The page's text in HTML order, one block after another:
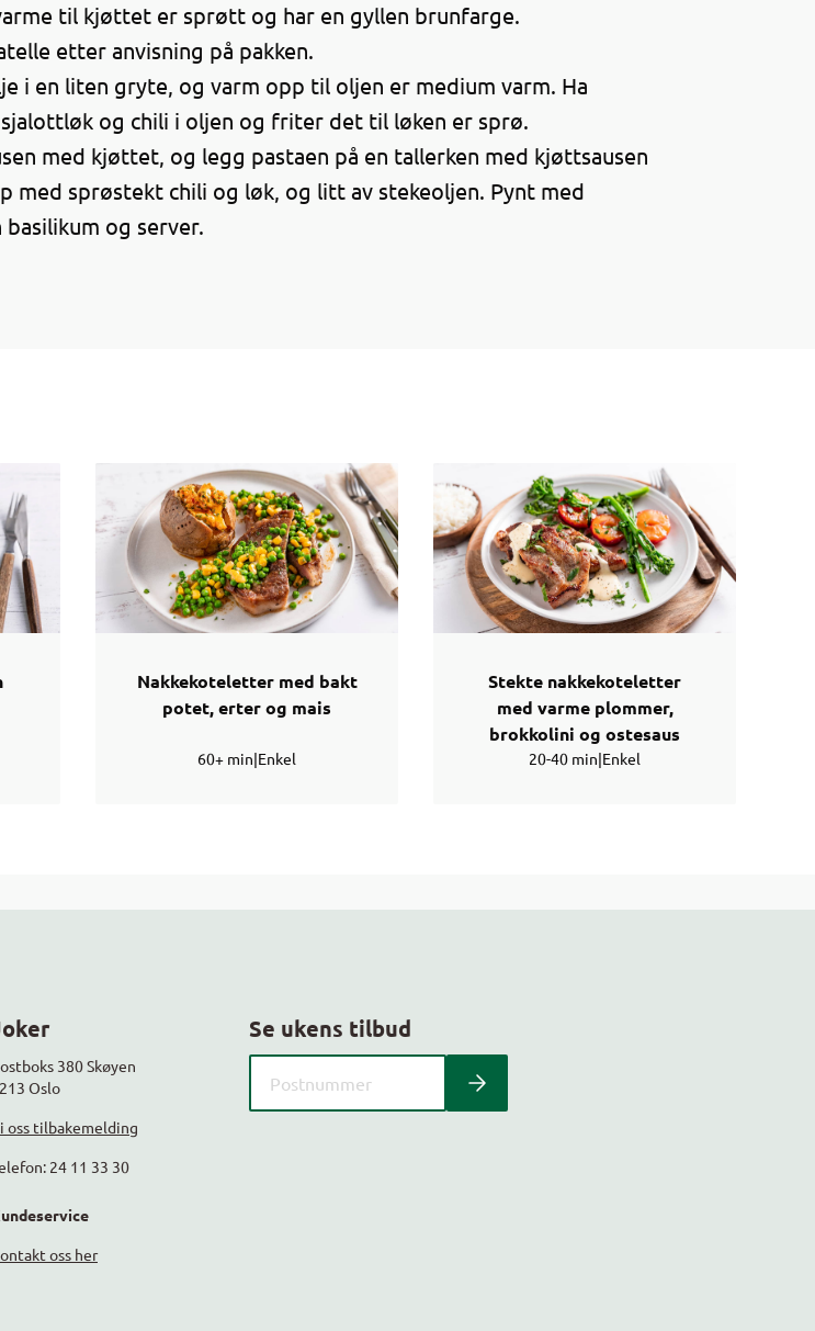
til kjøttet er sprøtt og har en gyllen brunfarge.
etter anvisning på pakken.
i en liten gryte, og varm opp til oljen er medium varm. Ha
og chili i oljen og friter det til løken er sprø.
med kjøttet, og legg pastaen på en tallerken med kjøttsausen
med sprøstekt chili og løk, og litt av stekeoljen. Pynt med
basilikum og server.
Nakkekoteletter med bakt
potet, erter og mais
60+ min|Enkel
Stekte nakkekoteletter
med varme plommer,
brokkolini og ostesaus
20-40 min|Enkel
380 Skøyen
Oslo
oss tilbakemelding
24 11 33 30
oss her
Se ukens tilbud